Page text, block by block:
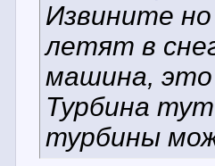
Извините но
летят в
машина, это
Турбина
турбины